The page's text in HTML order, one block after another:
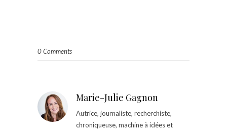
0 Comments
Marie-Julie Gagnon
Autrice, journaliste, recherchiste,
chroniqueuse, machine à idées et